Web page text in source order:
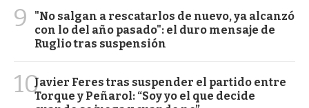
9
"No salgan a rescatarlos de nuevo, ya alcanzó
con lo del año pasado": el duro mensaje de
Ruglio tras suspensión
10Javier Feres tras suspender el partido entre
Torque y Peñarol: “Soy yo el que decide